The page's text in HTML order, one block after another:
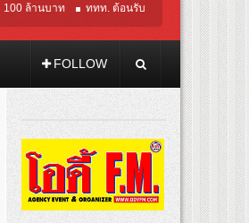
าท ททท. ต้อนรับเที่ยวบินปฐมฤกษ์สายการบิน
FOLLOW